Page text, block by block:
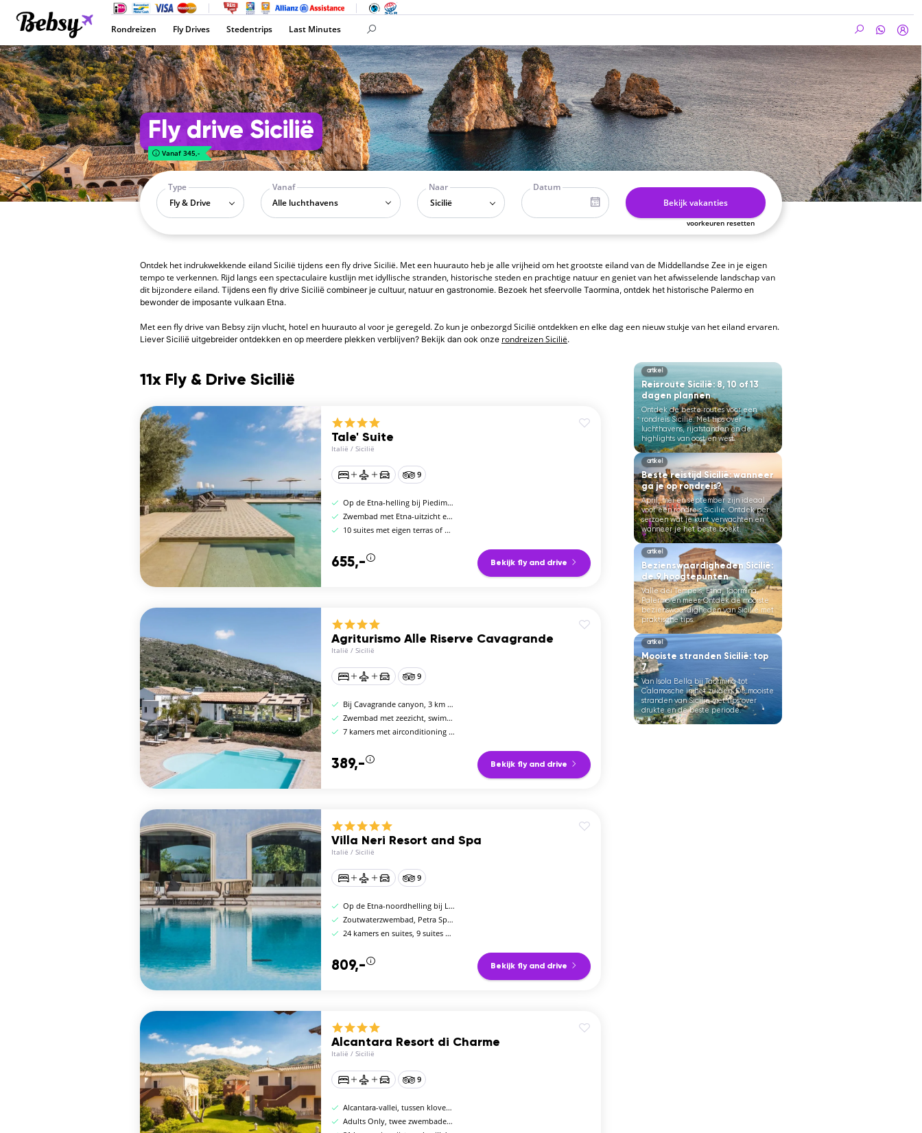
Rondreizen Fly Drives Stedentrips Last Minutes
Fly drive Sicilië
Vanaf 345,-
Type
Fly & Drive
Vanaf
Naar
Sicilië
Datum
Bekijk vakanties
voorkeuren resetten
Ontdek het indrukwekkende eiland Sicilië tijdens een fly drive Sicilië. Met een huurauto heb je alle vrijheid om het grootste eiland van de Middellandse Zee in je eigen
tempo te verkennen. Rijd langs een spectaculaire kustlijn met idyllische stranden, historische steden en prachtige natuur en geniet van het afwisselende landschap van
dit bijzondere eiland. Tijdens een fly drive Sicilië combineer je cultuur, natuur en gastronomie. Bezoek het sfeervolle Taormina, ontdek het historische Palermo en
bewonder de imposante vulkaan Etna.
Met een fly drive van Bebsy zijn vlucht, hotel en huurauto al voor je geregeld. Zo kun je onbezorgd Sicilië ontdekken en elke dag een nieuw stukje van het eiland ervaren.
Liever Sicilië uitgebreider ontdekken en op meerdere plekken verblijven? Bekijk dan ook onze rondreizen Sicilië.
11x Fly & Drive Sicilië
Tale' Suite
Italië / Sicilië
9
Op de Etna-helling bij Piedimonte Etneo, 400 m hoogte
Zwembad met Etna-uitzicht en ontbijt inbegrepen
10 suites met eigen terras of balkon
655,- Bekijk fly and drive
Agriturismo Alle Riserve Cavagrande
Italië / Sicilië
9
Bij Cavagrande canyon, 3 km van Ionische kust
Zwembad met zeezicht, swim-up bar en ontbijt
7 kamers met airconditioning en eigen balkon
389,- Bekijk fly and drive
Villa Neri Resort and Spa
Italië / Sicilië
9
Op de Etna-noordhelling bij Linguaglossa
Zoutwaterzwembad, Petra Spa en restaurant Dodici Fontane
24 kamers en suites, 9 suites met privéwhirlpool
809,- Bekijk fly and drive
Alcantara Resort di Charme
Italië / Sicilië
9
Alcantara-vallei, tussen kloven en Taormina
Adults Only, twee zwembaden, whirlpool en tennis
artikel
Reisroute Sicilië: 8, 10 of 13
dagen plannen
Ontdek de beste routes voor een
rondreis Sicilië. Met tips over
luchthavens, rijafstanden en de
highlights van oost en west.
artikel
Beste reistijd Sicilië: wanneer
ga je op rondreis?
April, mei en september zijn ideaal
voor een rondreis Sicilië. Ontdek per
seizoen wat je kunt verwachten en
wanneer je het beste boekt.
artikel
Bezienswaardigheden Sicilië:
de 9 hoogtepunten
Valle dei Tempels, Etna, Taormina,
Palermo en meer. Ontdek de mooiste
bezienswaardigheden van Sicilië met
praktische tips.
artikel
Mooiste stranden Sicilië: top
7
Van Isola Bella bij Taormina tot
Calamosche in het zuiden. De mooiste
stranden van Sicilië met tips over
drukte en de beste periode.